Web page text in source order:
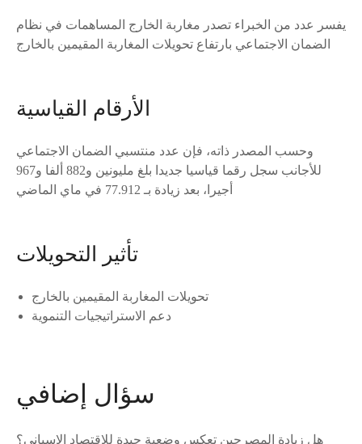
يفسر عدد من الخبراء تصدر مغاربة الخارج المساهمات في نظام
الضمان الاجتماعي بارتفاع تحويلات المغاربة المقيمين بالخارج
الأرقام القياسية
وحسب المصدر ذاته، فإن عدد منتسبي الضمان الاجتماعي
للأجانب سجل رقما قياسيا جديدا بلغ مليونين و882 ألفا و967
أجيرا، بعد زيادة بـ 77.912 في ماي الماضي
تأثير التحويلات
تحويلات المغاربة المقيمين بالخارج
دعم الاستراتيجيات التنموية
سؤال إضافي
هل زيادة المصرحين تعكس وضعية جيدة للاقتصاد الإسباني؟